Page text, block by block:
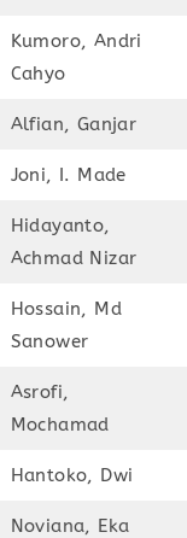
Kumoro, Andri
Cahyo
Alfian, Ganjar
Joni, I. Made
Hidayanto,
Achmad Nizar
Hossain, Md
Sanower
Asrofi,
Mochamad
Hantoko, Dwi
Noviana, Eka